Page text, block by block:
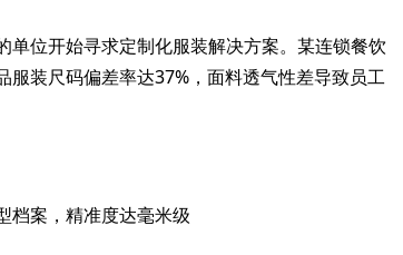
位开始寻求定制化服装解决方案。某连锁餐饮
装尺码偏差率达37%，面料透气性差导致员工
档案，精准度达毫米级